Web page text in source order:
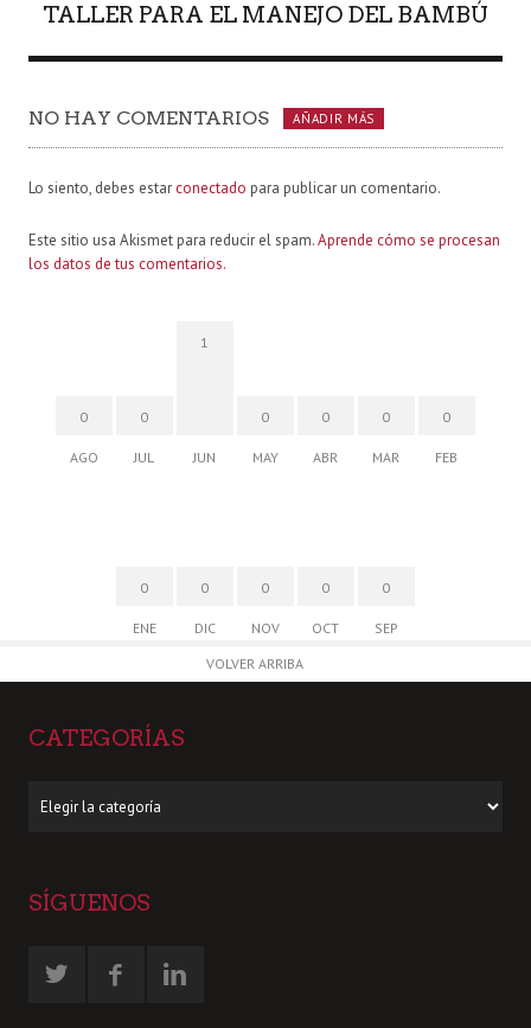
TALLER PARA EL MANEJO DEL BAMBÚ
NO HAY COMENTARIOS AÑADIR MÁS
Lo siento, debes estar conectado para publicar un comentario.
Este sitio usa Akismet para reducir el spam.Aprende cómo se procesan
los datos de tus comentarios.
0
AGO
0
JUL
1
JUN
0
MAY
0
ABR
0
MAR
0
FEB
0
ENE
0
DIC
0
NOV
0
OCT
0
SEP
VOLVER ARRIBA
CATEGORÍAS
SÍGUENOS